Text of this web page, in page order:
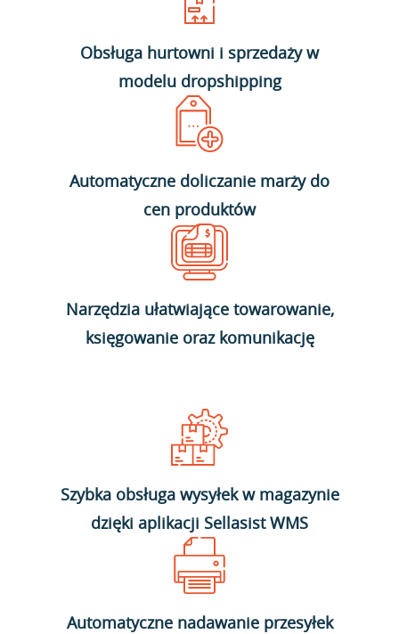
Obsługa hurtowni i sprzedaży w
modelu dropshipping
Automatyczne doliczanie marży do
cen produktów
Narzędzia ułatwiające towarowanie,
księgowanie oraz komunikację
Szybka obsługa wysyłek w magazynie
dzięki aplikacji Sellasist WMS
Automatyczne nadawanie przesyłek